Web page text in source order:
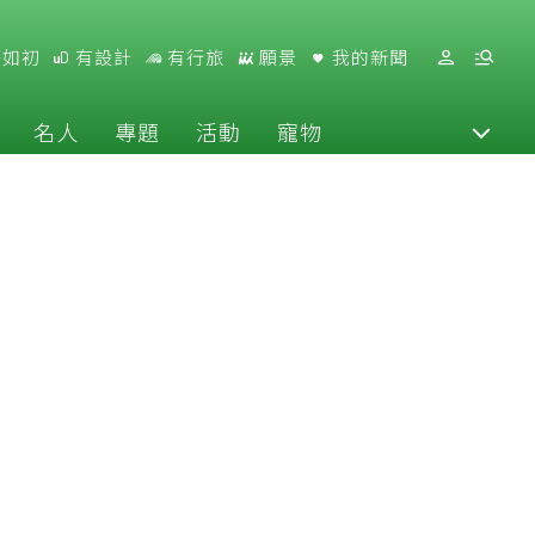
初 有設計 有行旅 願景 我的新聞
名人 專題 活動 寵物